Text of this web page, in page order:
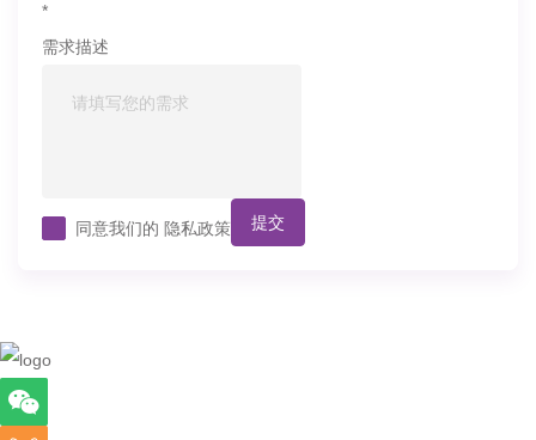
*
需求描述
同意我们的 隐私政策 提交